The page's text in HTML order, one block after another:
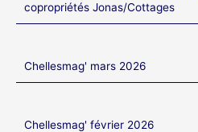
copropriétés Jonas/Cottages
Chellesmag' mars 2026
Chellesmag' février 2026